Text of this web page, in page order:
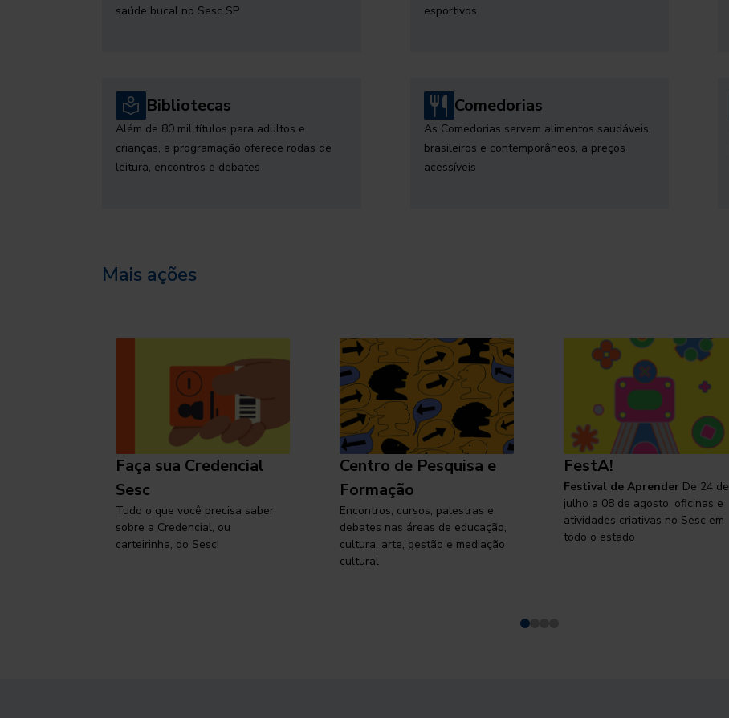
saúde bucal no Sesc SP
esportivos
Bibliotecas
Além de 80 mil títulos para adultos e
crianças, a programação oferece rodas de
leitura, encontros e debates
Comedorias
As Comedorias servem alimentos saudáveis,
brasileiros e contemporâneos, a preços
acessíveis
Mais ações
Faça sua Credencial
Sesc
Tudo o que você precisa saber
sobre a Credencial, ou
carteirinha, do Sesc!
Centro de Pesquisa e
Formação
Encontros, cursos, palestras e
debates nas áreas de educação,
cultura, arte, gestão e mediação
cultural
FestA!
Festival de Aprender De 24 de
julho a 08 de agosto, oficinas e
atividades criativas no Sesc em
todo o estado